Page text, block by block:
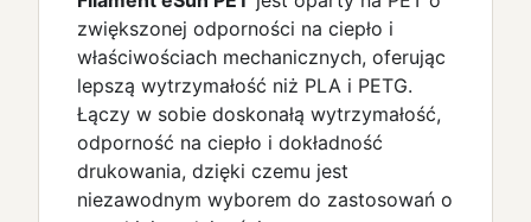
zwiększonej odporności na ciepło i
właściwościach mechanicznych, oferując
lepszą wytrzymałość niż PLA i PETG.
Łączy w sobie doskonałą wytrzymałość,
odporność na ciepło i dokładność
drukowania, dzięki czemu jest
niezawodnym wyborem do zastosowań o